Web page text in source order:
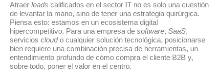
Atraer leads calificados en el sector IT no es solo una cuestión
de levantar la mano, sino de tener una estrategia quirúrgica.
Piensa esto: estamos en un ecosistema digital
hipercompetitivo. Para una empresa de software, SaaS,
servicios cloudo cualquier solución tecnológica, posicionarse
bien requiere una combinación precisa de herramientas, un
entendimiento profundo de cómo compra el cliente B2B y,
sobre todo, poner el valor en el centro.